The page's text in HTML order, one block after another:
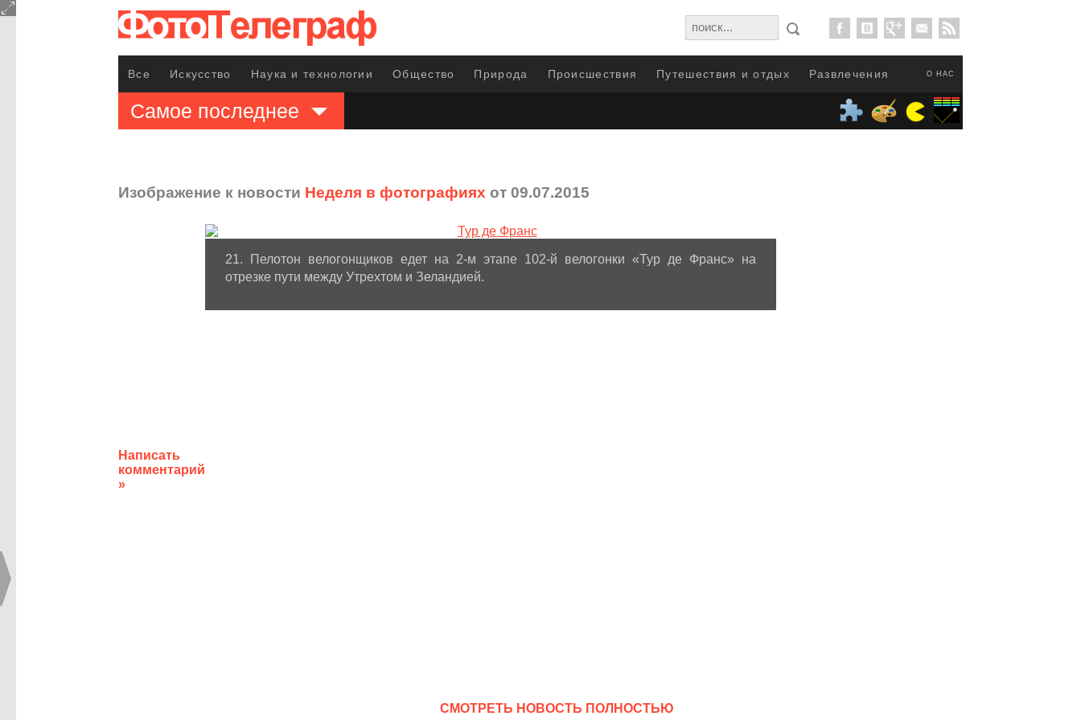
О НАС
Все Искусство Наука и технологии Общество Природа Происшествия Путешествия и отдых Развлечения
Самое последнее
Изображение к новости Неделя в фотографиях от 09.07.2015
Написать
комментарий
»
21. Пелотон велогонщиков едет на 2-м этапе 102-й велогонки «Тур де Франс» на
отрезке пути между Утрехтом и Зеландией.
CМОТРЕТЬ НОВОСТЬ ПОЛНОСТЬЮ